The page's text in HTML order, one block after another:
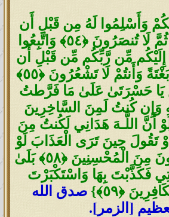
وَأَسْلِمُوا لَهُ مِن قَبْلِ أَن
يَأْتِيَكُمُ الْعَذَابُ ثُمَّ لَا تُنصَرُونَ ﴿٥٤﴾ وَاتَّبِعُوا
مِّن رَّبِّكُم مِّن قَبْلِ أَن
يَأْتِيَكُمُ الْعَذَابُ بَغْتَةً وَأَنتُمْ لَا تَشْعُرُونَ ﴿٥٥﴾
يَا حَسْرَتَىٰ عَلَىٰ مَا فَرَّطتُ
وَإِن كُنتُ لَمِنَ السَّاخِرِينَ
لَوْ أَنَّ اللَّـهَ هَدَانِي لَكُنتُ مِنَ
﴿٥٧﴾ أَوْ تَقُولَ حِينَ تَرَى الْعَذَابَ لَوْ
أَنَّ لِي كَرَّةً فَأَكُونَ مِنَ الْمُحْسِنِينَ ﴿٥٨﴾ بَلَىٰ
فَكَذَّبْتَ بِهَا وَاسْتَكْبَرْتَ
﴿٥٩﴾}
صدق الله
[الزمر].